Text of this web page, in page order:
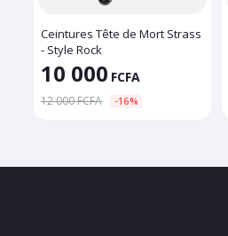
Ceintures Tête de Mort Strass
- Style Rock
10 000 FCFA
12 000 FCFA -16%